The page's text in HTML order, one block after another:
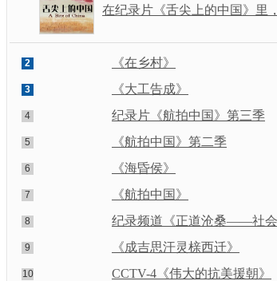
在纪录片《舌尖上的中国》里
2 《在乡村》
3 《大工告成》
4 纪录片《航拍中国》第三季
5 《航拍中国》第二季
6 《海昏侯》
7 《航拍中国》
8 纪录频道《正道沧桑——社会
9 《成吉思汗灵榇西迁》
10 CCTV-4《伟大的抗美援朝》